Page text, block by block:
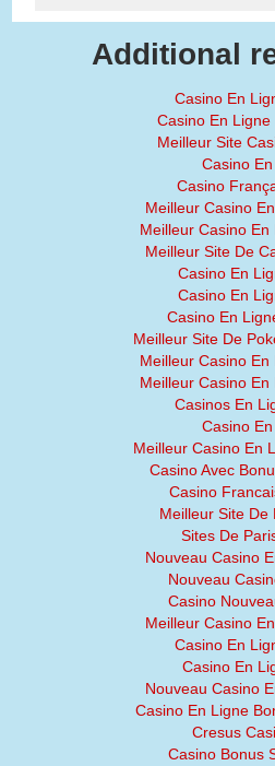
Additional
Casino En
Casino En
Meilleur Site
Casino
Casino
Meilleur Casino
Meilleur Casino
Meilleur Site De
Casino En
Casino En
Casino En
Meilleur Site De
Meilleur Casino
Meilleur Casino
Casinos En
Casino
Meilleur Casino En
Casino Avec
Casino
Meilleur Site De
Sites De
Nouveau Casino
Nouveau
Casino
Meilleur Casino
Casino En
Casino En
Nouveau Casino
Casino En Ligne
Cresus
Casino Bonus